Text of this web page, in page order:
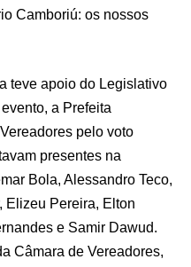
Camboriú: os nossos
teve apoio do Legislativo
a Prefeita
pelo voto
presentes na
Bola, Alessandro Teco,
Elizeu Pereira, Elton
e Samir Dawud.
Câmara de Vereadores,